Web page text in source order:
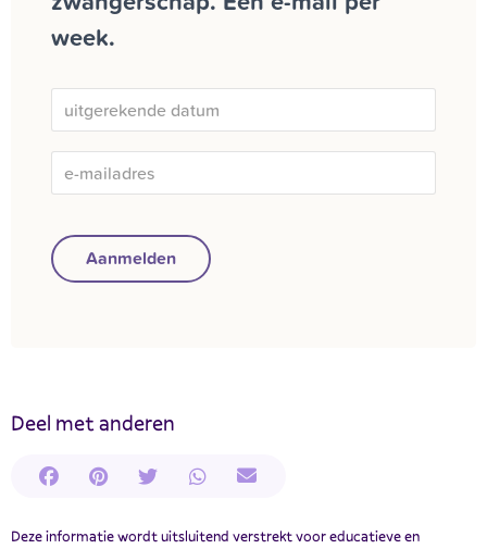
week.
Aanmelden
Deel met anderen
Deze informatie wordt uitsluitend verstrekt voor educatieve en